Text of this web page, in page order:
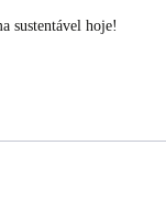
sustentável hoje!